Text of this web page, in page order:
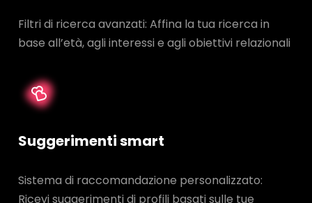
Filtri di ricerca avanzati: Affina la tua ricerca in
base all’età, agli interessi e agli obiettivi relazionali
Suggerimenti smart
Sistema di raccomandazione personalizzato:
Ricevi suggerimenti di profili basati sulle tue